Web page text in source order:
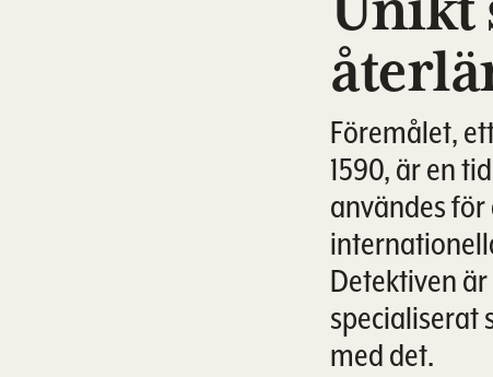
Unikt
Föremålet,
1590, är en
användes
Detektiven
specialiserat
med det.